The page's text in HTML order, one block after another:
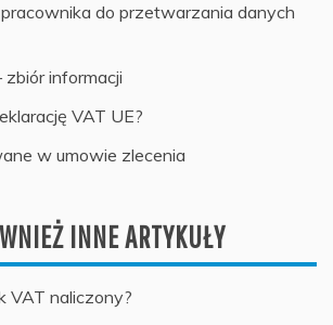
do przetwarzania danych
informacji
VAT UE?
w umowie zlecenia
INNE ARTYKUŁY
VAT naliczony?